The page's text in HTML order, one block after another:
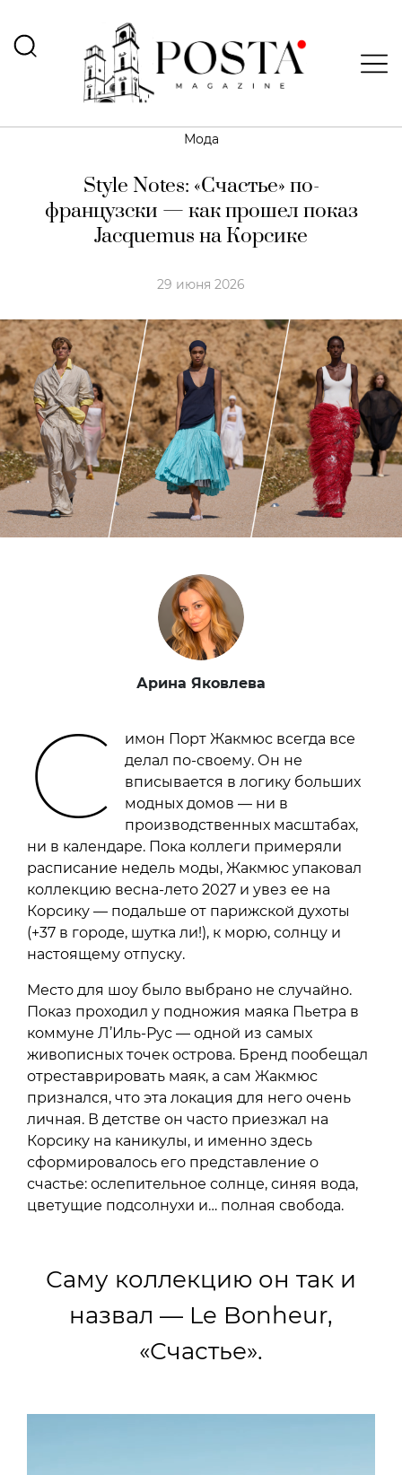
Мода
Style Notes: «Счастье» по-
французски — как прошел показ
Jacquemus на Корсике
29 июня 2026
Арина Яковлева
С
имон Порт Жакмюс всегда все
делал по-своему. Он не
вписывается в логику больших
модных домов — ни в
производственных масштабах,
ни в календаре. Пока коллеги примеряли
расписание недель моды, Жакмюс упаковал
коллекцию весна-лето 2027 и увез ее на
Корсику — подальше от парижской духоты
(+37 в городе, шутка ли!), к морю, солнцу и
настоящему отпуску.
Место для шоу было выбрано не случайно.
Показ проходил у подножия маяка Пьетра в
коммуне Л’Иль-Рус — одной из самых
живописных точек острова. Бренд пообещал
отреставрировать маяк, а сам Жакмюс
признался, что эта локация для него очень
личная. В детстве он часто приезжал на
Корсику на каникулы, и именно здесь
сформировалось его представление о
счастье: ослепительное солнце, синяя вода,
цветущие подсолнухи и… полная свобода.
Саму коллекцию он так и
назвал — Le Bonheur,
«Счастье».